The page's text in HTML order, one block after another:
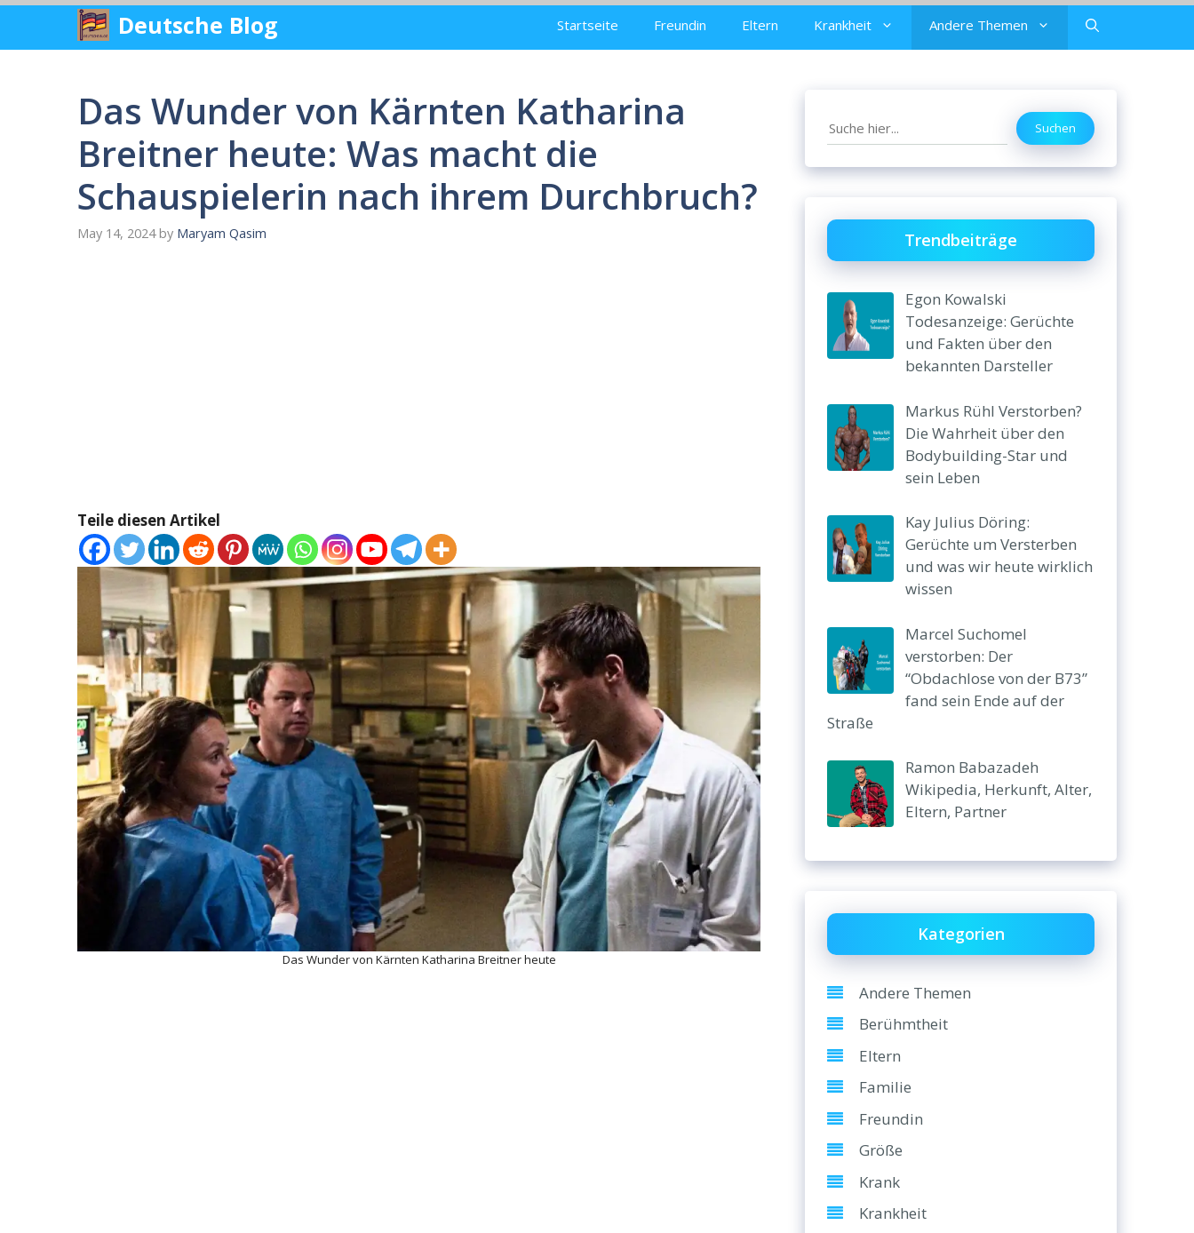
Skip
content
Deutsche Blog Startseite Freundin Eltern Krankheit Andere Themen
Das Wunder von Kärnten Katharina
Breitner heute: Was macht die
Schauspielerin nach ihrem Durchbruch?
May 14, 2024 by Maryam Qasim
Teile diesen Artikel
Das Wunder von Kärnten Katharina Breitner heute
Search Suchen
Trendbeiträge
Egon Kowalski
Todesanzeige: Gerüchte
und Fakten über den
bekannten Darsteller
Markus Rühl Verstorben?
Die Wahrheit über den
Bodybuilding-Star und
sein Leben
Kay Julius Döring:
Gerüchte um Versterben
und was wir heute wirklich
wissen
Marcel Suchomel
verstorben: Der
“Obdachlose von der B73”
fand sein Ende auf der
Straße
Ramon Babazadeh
Wikipedia, Herkunft, Alter,
Eltern, Partner
Kategorien
Andere Themen
Berühmtheit
Eltern
Familie
Freundin
Größe
Krank
Krankheit